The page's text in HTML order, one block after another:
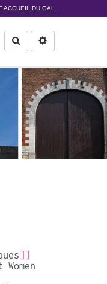
ACCUEIL DU GAL
Rechercher
]]